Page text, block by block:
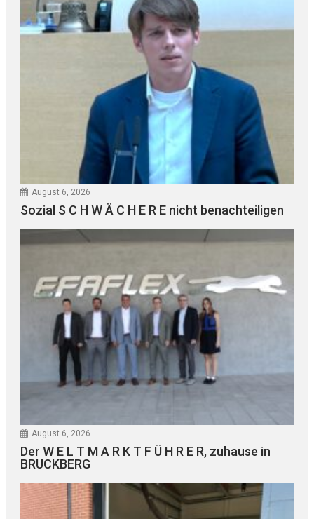
August 6, 2026
Sozial S C H W Ä C H E R E nicht benachteiligen
August 6, 2026
Der W E L T M A R K T F Ü H R E R, zuhause in
BRUCKBERG